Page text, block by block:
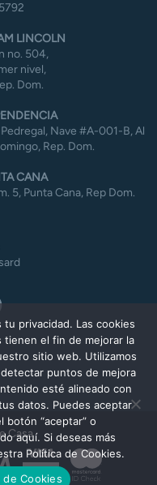
LINCOLN
no. 504,
nivel,
Dom.
Nave #A-001-B, Al
Rep. Dom.
CANA
5, Punta Cana, Rep Dom.
Visa
Casa
privacidad. Las cookies
tienen el fin de mejorar la
sitio web. Utilizamos
puntos de mejora
esté alineado con
datos. Puedes aceptar
botón “aceptar” o
aquí. Si deseas más
Política de Cookies.
de Cookies